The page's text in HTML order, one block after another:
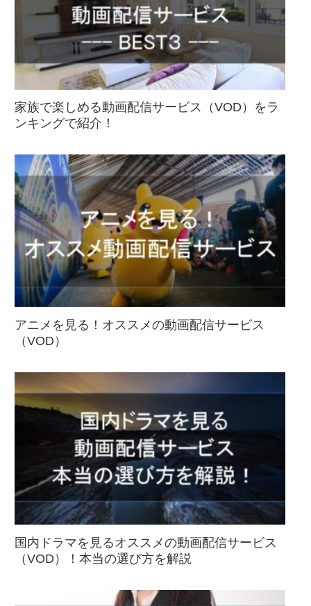
家族で楽しめる動画配信サービス（VOD）をラ
ンキングで紹介！
アニメを見る！オススメの動画配信サービス
（VOD）
国内ドラマを見るオススメの動画配信サービス
（VOD）！本当の選び方を解説